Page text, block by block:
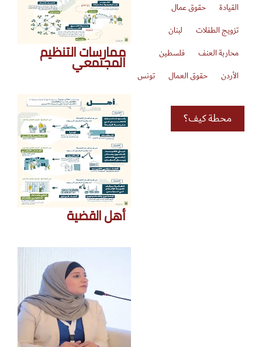
القيادة
حقوق عمال
تزويج الطفلات
لبنان
محاربة العنف
فلسطين
الأردن
حقوق العمال تونس
محطة كيف؟
ممارسات التنظيم
المجتمعي
أهل القضية